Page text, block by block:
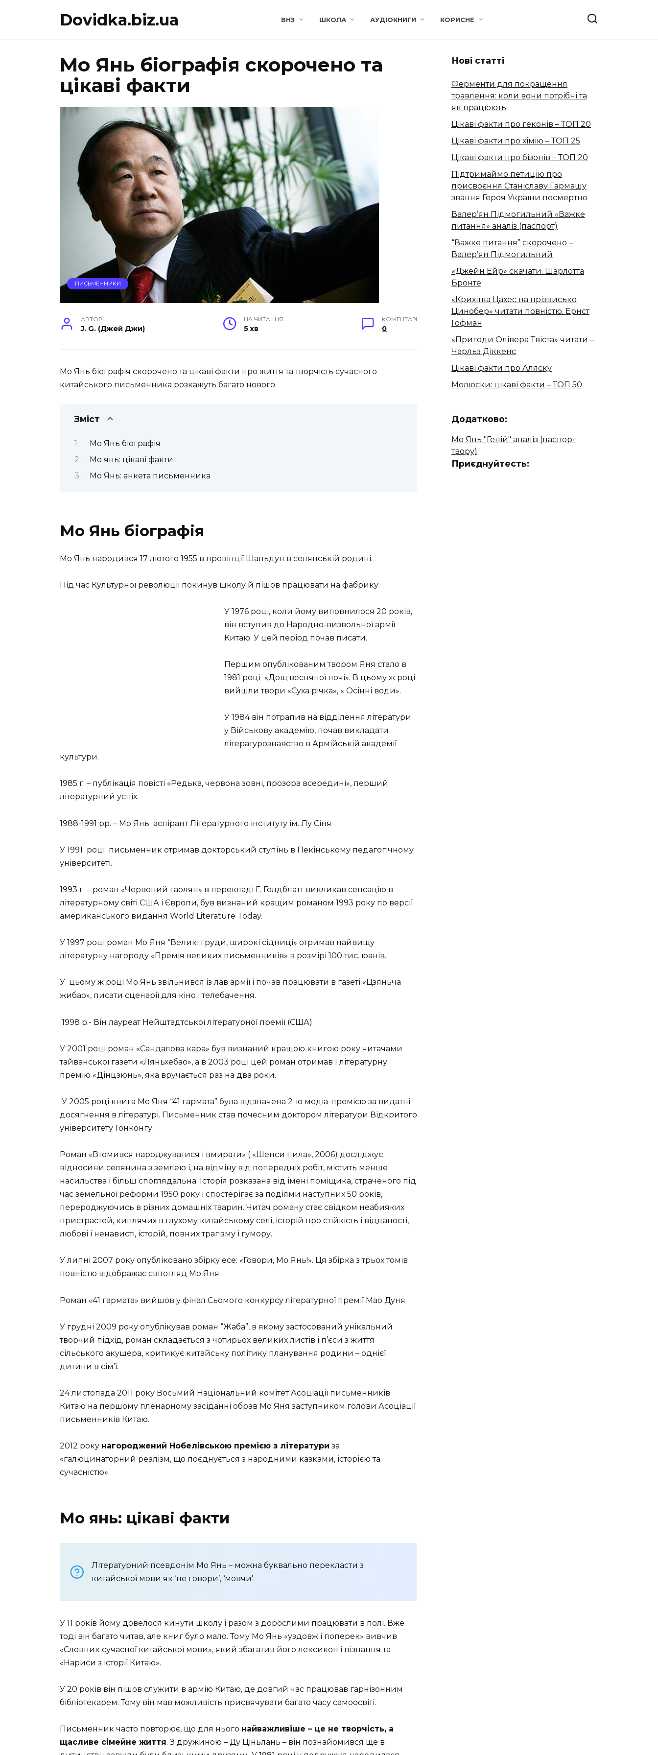
Dovidka.biz.ua ВНЗ ШКОЛА АУДІОКНИГИ КОРИСНЕ
Мо Янь біографія скорочено та
цікаві факти
ПИСЬМЕННИКИ
АВТОР
J. G. (Джей Джи)
НА ЧИТАННЯ
5 хв
КОМЕНТАРІ
0
Мо Янь біографія скорочено та цікаві факти про життя та творчість сучасного
китайського письменника розкажуть багато нового.
Зміст
Мо Янь біографія
Мо янь: цікаві факти
Мо Янь: анкета письменника
Мо Янь біографія
Мо Янь народився 17 лютого 1955 в провінції Шаньдун в селянській родині.
Під час Культурної революції покинув школу й пішов працювати на фабрику.
У 1976 році, коли йому виповнилося 20 років,
він вступив до Народно-визвольної армії
Китаю. У цей період почав писати.
Першим опублікованим твором Яня стало в
1981 році «Дощ весняної ночі». В цьому ж році
вийшли твори «Суха річка», « Осінні води».
У 1984 він потрапив на відділення літератури
у Військову академію, почав викладати
літературознавство в Армійській академії
культури.
1985 г. – публікація повісті «Редька, червона зовні, прозора всередині», перший
літературний успіх.
1988-1991 рр. – Мо Янь аспірант Літературного інституту ім. Лу Сіня
У 1991 році письменник отримав докторський ступінь в Пекінському педагогічному
університеті.
1993 г. – роман «Червоний гаолян» в перекладі Г. Голдблатт викликав сенсацію в
літературному світі США і Європи, був визнаний кращим романом 1993 року по версії
американського видання World Literature Today.
У 1997 році роман Мо Яня “Великі груди, широкі сідниці» отримав найвищу
літературну нагороду «Премія великих письменників» в розмірі 100 тис. юанів.
У цьому ж році Мо Янь звільнився із лав армії і почав працювати в газеті «Цзяньча
жибао», писати сценарії для кіно і телебачення.
1998 р.- Він лауреат Нейштадтської літературної премії (США)
У 2001 році роман «Сандалова кара» був визнаний кращою книгою року читачами
тайванської газети «Ляньхебао», а в 2003 році цей роман отримав І літературну
премію «Дінцзюнь», яка вручається раз на два роки.
У 2005 році книга Мо Яня “41 гармата” була відзначена 2-ю медіа-премією за видатні
досягнення в літературі. Письменник став почесним доктором літератури Відкритого
університету Гонконгу.
Роман «Втомився народжуватися і вмирати» ( «Шенси пила», 2006) досліджує
відносини селянина з землею і, на відміну від попередніх робіт, містить менше
насильства і більш споглядальна. Історія розказана від імені поміщика, страченого під
час земельної реформи 1950 року і спостерігає за подіями наступних 50 років,
перероджуючись в різних домашніх тварин. Читач роману стає свідком неабияких
пристрастей, киплячих в глухому китайському селі, історій про стійкість і відданості,
любові і ненависті, історій, повних трагізму і гумору.
У липні 2007 року опубліковано збірку есе: «Говори, Мо Янь!». Ця збірка з трьох томів
повністю відображає світогляд Мо Яня
Роман «41 гармата» вийшов у фінал Сьомого конкурсу літературної премії Мао Дуня.
У грудні 2009 року опублікував роман “Жаба”, в якому застосований унікальний
творчий підхід, роман складається з чотирьох великих листів і п’єси з життя
сільського акушера, критикує китайську політику планування родини – однієї
дитини в сім’ї.
24 листопада 2011 року Восьмий Національний комітет Асоціації письменників
Китаю на першому пленарному засіданні обрав Мо Яня заступником голови Асоціації
письменників Китаю.
2012 року нагороджений Нобелівською премією з літератури за
«галюцинаторний реалізм, що поєднується з народними казками, історією та
сучасністю».
Мо янь: цікаві факти
Літературний псевдонім Мо Янь – можна буквально перекласти з
китайської мови як ‘не говори’, ‘мовчи’.
У 11 років йому довелося кинути школу і разом з дорослими працювати в полі. Вже
тоді він багато читав, але книг було мало. Тому Мо Янь «уздовж і поперек» вивчив
«Словник сучасної китайської мови», який збагатив його лексикон і пізнання та
«Нариси з історії Китаю».
У 20 років він пішов служити в армію Китаю, де довгий час працював гарнізонним
бібліотекарем. Тому він мав можливість присвячувати багато часу самоосвіті.
Письменник часто повторює, що для нього найважливіше – це не творчість, а
щасливе сімейне життя. З дружиною – Ду Ціньлань – він познайомився ще в
Нові статті
Ферменти для покращення
травлення: коли вони потрібні та
як працюють
Цікаві факти про геконів – ТОП 20
Цікаві факти про хімію – ТОП 25
Цікаві факти про бізонів – ТОП 20
Підтримаймо петицію про
присвоєння Станіславу Гармашу
звання Героя України посмертно
Валер’ян Підмогильний «Важке
питання» аналіз (паспорт)
“Важке питання” скорочено –
Валер’ян Підмогильний
«Джейн Ейр» скачати. Шарлотта
Бронте
«Крихітка Цахес на прізвисько
Цинобер» читати повністю. Ернст
Гофман
«Пригоди Олівера Твіста» читати –
Чарльз Діккенс
Цікаві факти про Аляску
Молюски: цікаві факти – ТОП 50
Додатково:
Мо Янь "Геній" аналіз (паспорт
твору)
Приєднуйтесть: